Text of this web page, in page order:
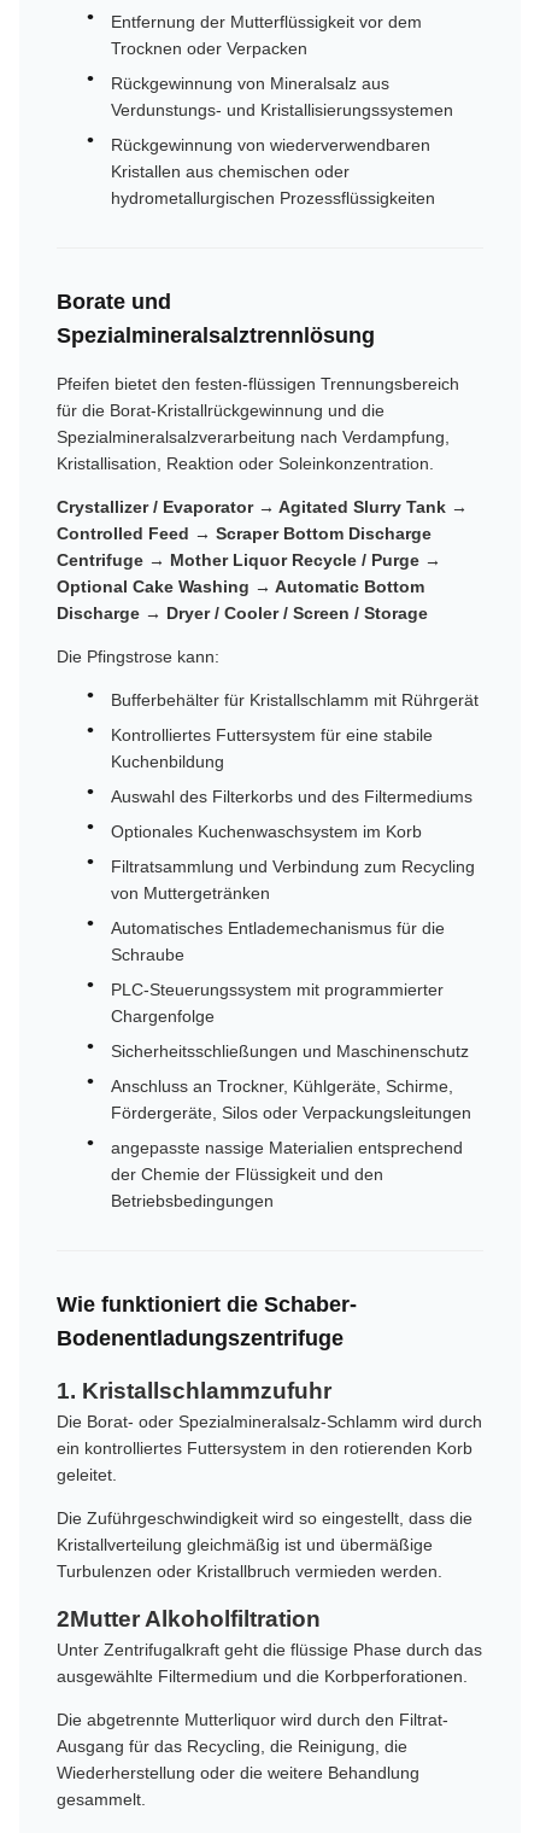
Entfernung der Mutterflüssigkeit vor dem
Trocknen oder Verpacken
Rückgewinnung von Mineralsalz aus
Verdunstungs- und Kristallisierungssystemen
Rückgewinnung von wiederverwendbaren
Kristallen aus chemischen oder
hydrometallurgischen Prozessflüssigkeiten
Borate und
Spezialmineralsalztrennlösung
Pfeifen bietet den festen-flüssigen Trennungsbereich
für die Borat-Kristallrückgewinnung und die
Spezialmineralsalzverarbeitung nach Verdampfung,
Kristallisation, Reaktion oder Soleinkonzentration.
Crystallizer / Evaporator → Agitated Slurry Tank →
Controlled Feed → Scraper Bottom Discharge
Centrifuge → Mother Liquor Recycle / Purge →
Optional Cake Washing → Automatic Bottom
Discharge → Dryer / Cooler / Screen / Storage
Die Pfingstrose kann:
Bufferbehälter für Kristallschlamm mit Rührgerät
Kontrolliertes Futtersystem für eine stabile
Kuchenbildung
Auswahl des Filterkorbs und des Filtermediums
Optionales Kuchenwaschsystem im Korb
Filtratsammlung und Verbindung zum Recycling
von Muttergetränken
Automatisches Entlademechanismus für die
Schraube
PLC-Steuerungssystem mit programmierter
Chargenfolge
Sicherheitsschließungen und Maschinenschutz
Anschluss an Trockner, Kühlgeräte, Schirme,
Fördergeräte, Silos oder Verpackungsleitungen
angepasste nassige Materialien entsprechend
der Chemie der Flüssigkeit und den
Betriebsbedingungen
Wie funktioniert die Schaber-
Bodenentladungszentrifuge
1. Kristallschlammzufuhr
Die Borat- oder Spezialmineralsalz-Schlamm wird durch
ein kontrolliertes Futtersystem in den rotierenden Korb
geleitet.
Die Zuführgeschwindigkeit wird so eingestellt, dass die
Kristallverteilung gleichmäßig ist und übermäßige
Turbulenzen oder Kristallbruch vermieden werden.
2Mutter Alkoholfiltration
Unter Zentrifugalkraft geht die flüssige Phase durch das
ausgewählte Filtermedium und die Korbperforationen.
Die abgetrennte Mutterliquor wird durch den Filtrat-
Ausgang für das Recycling, die Reinigung, die
Wiederherstellung oder die weitere Behandlung
gesammelt.